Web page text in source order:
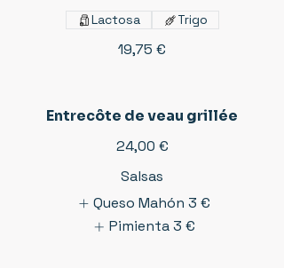
19,75 €
Lactosa Trigo
Entrecôte de veau grillée
24,00 €
Salsas
Queso Mahón 3 €
Pimienta 3 €